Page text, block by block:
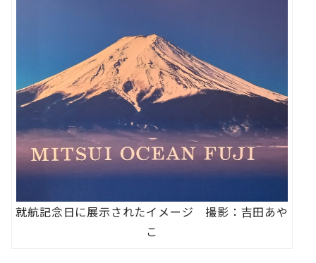
就航記念日に展示されたイメージ 撮影：吉田あや
こ